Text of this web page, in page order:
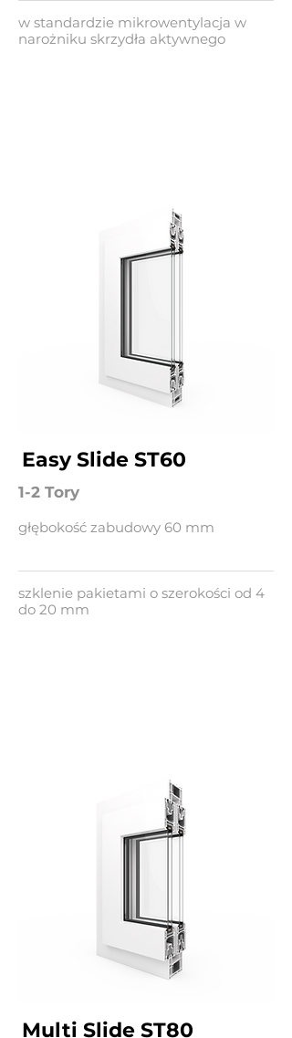
w standardzie mikrowentylacja w
narożniku skrzydła aktywnego
Easy Slide ST60
1-2 Tory
głębokość zabudowy 60 mm
szklenie pakietami o szerokości od 4
do 20 mm
Multi Slide ST80